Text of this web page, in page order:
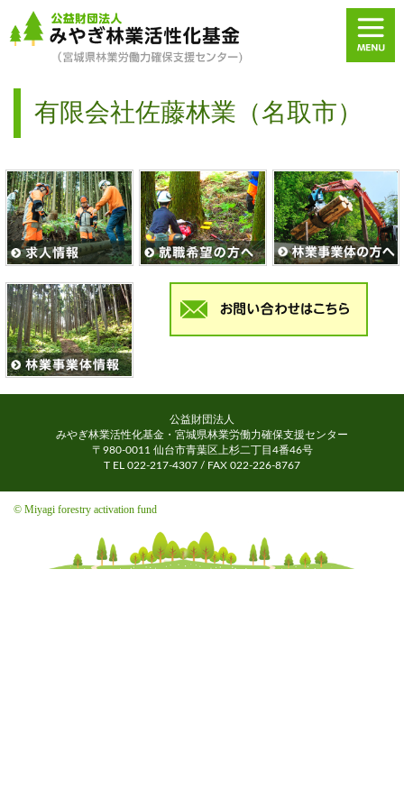
有限会社佐藤林業（名取市）
公益財団法人
みやぎ林業活性化基金・宮城県林業労働力確保支援センター
〒980-0011 仙台市青葉区上杉二丁目4番46号
T EL 022-217-4307 / FAX 022-226-8767
© Miyagi forestry activation fund